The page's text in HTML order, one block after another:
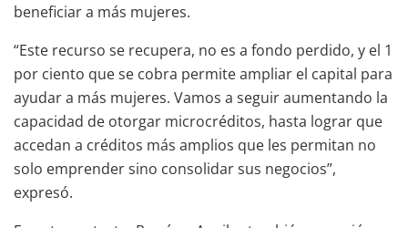
beneficiar a más mujeres.
“Este recurso se recupera, no es a fondo perdido, y el 1
por ciento que se cobra permite ampliar el capital para
ayudar a más mujeres. Vamos a seguir aumentando la
capacidad de otorgar microcréditos, hasta lograr que
accedan a créditos más amplios que les permitan no
solo emprender sino consolidar sus negocios”,
expresó.